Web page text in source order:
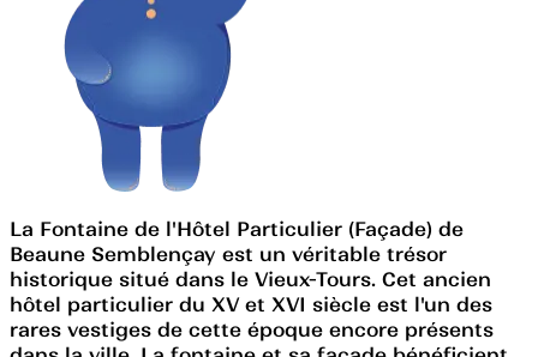
La Fontaine de l'Hôtel Particulier (Façade) de
Beaune Semblençay est un véritable trésor
historique situé dans le Vieux-Tours. Cet ancien
hôtel particulier du XV et XVI siècle est l'un des
rares vestiges de cette époque encore présents